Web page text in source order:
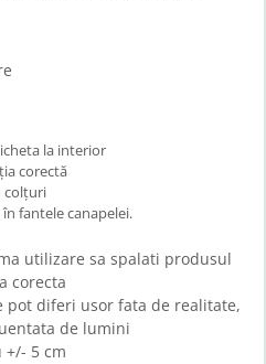
la interior
corectă
colțuri
fantele canapelei.
utilizare sa spalati produsul
corecta
pot diferi usor fata de realitate,
de lumini
5 cm